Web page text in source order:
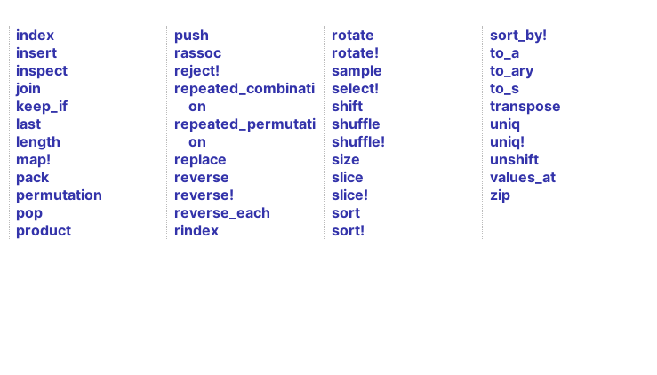
index
insert
inspect
join
keep_if
last
length
map!
pack
permutation
pop
product
push
rassoc
reject!
repeated_combinati
on
repeated_permutati
on
replace
reverse
reverse!
reverse_each
rindex
rotate
rotate!
sample
select!
shift
shuffle
shuffle!
size
slice
slice!
sort
sort!
sort_by!
to_a
to_ary
to_s
transpose
uniq
uniq!
unshift
values_at
zip